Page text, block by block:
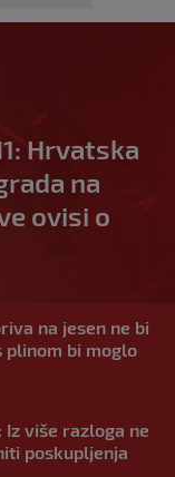
Hrvatska
na
ovisi o
na jesen ne bi
bi moglo
više razloga ne
poskupljenja